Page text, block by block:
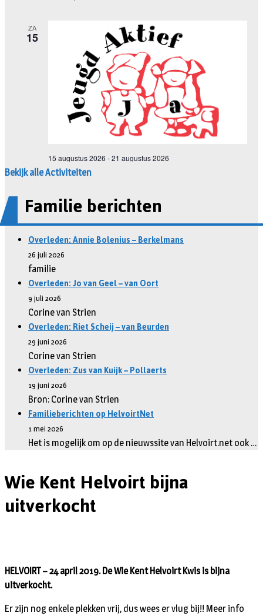
Bekijk alle Activiteiten
Familie berichten
Overleden: Annie Bolenius – Berkelmans
26 juli 2026
familie
Overleden: Jo van Geel – van Oort
9 juli 2026
Corine van Strien
Overleden: Riet Scheij – van Beurden
29 juni 2026
Corine van Strien
Overleden: Zus van Kuijk – Pollaerts
19 juni 2026
Bron: Corine van Strien
Familieberichten op HelvoirtNet
1 mei 2026
Het is mogelijk om op de nieuwssite van Helvoirt.net ook …
Wie Kent Helvoirt bijna
uitverkocht
HELVOIRT – 24 april 2019. De Wie Kent Helvoirt Kwis is bijna
uitverkocht.
Er zijn nog enkele plekken vrij, dus wees er vlug bij!! Meer info